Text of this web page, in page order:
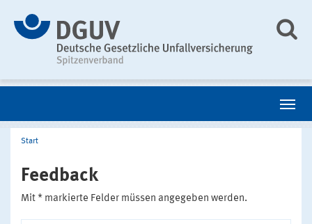
Start
Feedback
Mit * markierte Felder müssen angegeben werden.